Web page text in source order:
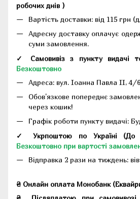
робочих днів )
Вартість доставки: від 115 грн
Адресну доставку оплачує
суми замовлення.
✓ Самовивіз з пункту видачі
Безкоштовно
Адреса: вул. Іоанна Павла II, 4/6
Обов'язкове попереднє
через кошик!
Графік роботи пункту видачі:
✓ Укрпоштою по Україні (До
Безкоштовно при вартості
Відправка 2 рази на тиждень:
₴ Онлайн оплата Монобанк